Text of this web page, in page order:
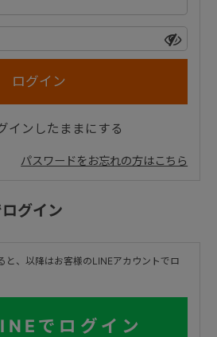
インしたままにする
パスワードをお忘れの方はこちら
グイン
と、以降はお客様のLINEアカウントでロ
でログイン